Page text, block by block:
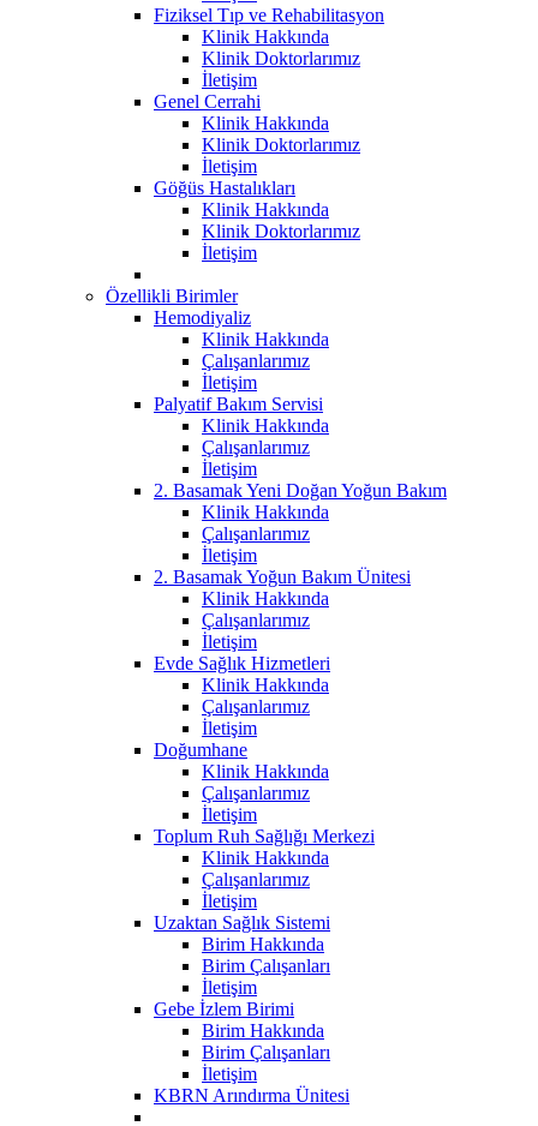
Fiziksel Tıp ve Rehabilitasyon
Klinik Hakkında
Klinik Doktorlarımız
İletişim
Genel Cerrahi
Klinik Hakkında
Klinik Doktorlarımız
İletişim
Göğüs Hastalıkları
Klinik Hakkında
Klinik Doktorlarımız
İletişim
Özellikli Birimler
Hemodiyaliz
Klinik Hakkında
Çalışanlarımız
İletişim
Palyatif Bakım Servisi
Klinik Hakkında
Çalışanlarımız
İletişim
2. Basamak Yeni Doğan Yoğun Bakım
Klinik Hakkında
Çalışanlarımız
İletişim
2. Basamak Yoğun Bakım Ünitesi
Klinik Hakkında
Çalışanlarımız
İletişim
Evde Sağlık Hizmetleri
Klinik Hakkında
Çalışanlarımız
İletişim
Doğumhane
Klinik Hakkında
Çalışanlarımız
İletişim
Toplum Ruh Sağlığı Merkezi
Klinik Hakkında
Çalışanlarımız
İletişim
Uzaktan Sağlık Sistemi
Birim Hakkında
Birim Çalışanları
İletişim
Gebe İzlem Birimi
Birim Hakkında
Birim Çalışanları
İletişim
KBRN Arındırma Ünitesi